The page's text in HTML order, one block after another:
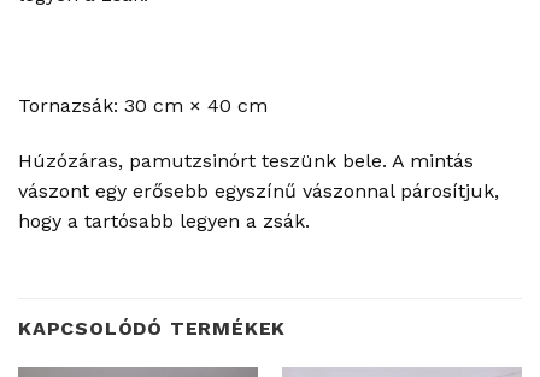
Tornazsák: 30 cm × 40 cm
Húzózáras, pamutzsinórt teszünk bele. A mintás
vászont egy erősebb egyszínű vászonnal párosítjuk,
hogy a tartósabb legyen a zsák.
KAPCSOLÓDÓ TERMÉKEK